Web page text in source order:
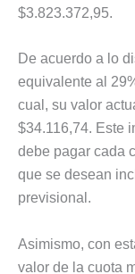
$3.823.372,95.
De acuerdo a lo
equivalente al
cual, su valor
$34.116,74. Este
debe pagar cada
que se desean
previsional.
Asimismo, con
valor de la cuota